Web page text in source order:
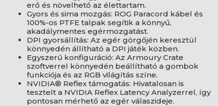
erő és növelhető az élettartam.
Gyors és sima mozgás: ROG Paracord kábel és
100%-os PTFE talpak segítik a könnyű,
akadálymentes egérmozgatást.
DPI gyorsállítás: Az egér görgőjén keresztül
könnyedén állítható a DPI játék közben.
Egyszerű konfiguráció: Az Armoury Crate
szoftverrel könnyedén beállítható a gombok
funkciója és az RGB világítás színe.
NVIDIA® Reflex támogatás: Hivatalosan is
tesztelt a NVIDIA Reflex Latency Analyzerrel, így
pontosan mérhető az egér válaszideje.